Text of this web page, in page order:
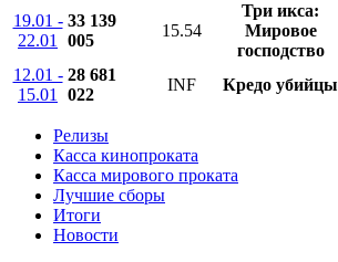
19.01 -
22.01
33 139
005
15.54
Три икса:
Мировое
господство
12.01 -
15.01
28 681
022
INF Кредо убийцы
Релизы
Касса кинопроката
Касса мирового проката
Лучшие сборы
Итоги
Новости